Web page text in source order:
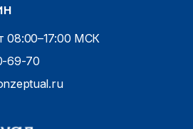
08:00–17:00 МСК
69-70